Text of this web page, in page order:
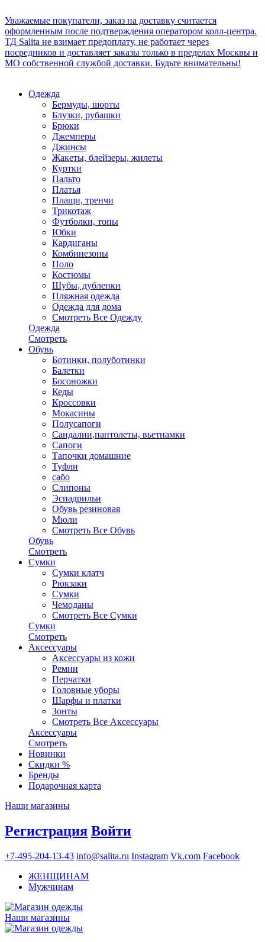
Уважаемые покупатели, заказ на доставку считается
оформленным после подтверждения оператором колл-центра.
ТД Salita не взимает предоплату, не работает через
посредников и доставляет заказы только в пределах Москвы и
МО собственной службой доставки. Будьте внимательны!
Одежда
Бермуды, шорты
Блузки, рубашки
Брюки
Джемперы
Джинсы
Жакеты, блейзеры, жилеты
Куртки
Пальто
Платья
Плащи, тренчи
Трикотаж
Футболки, топы
Юбки
Кардиганы
Комбинезоны
Поло
Костюмы
Шубы, дубленки
Пляжная одежда
Одежда для дома
Смотреть Все Одежду
Одежда
Смотреть
Обувь
Ботинки, полуботинки
Балетки
Босоножки
Кеды
Кроссовки
Мокасины
Полусапоги
Сандалии,пантолеты, вьетнамки
Сапоги
Тапочки домашние
Туфли
сабо
Слипоны
Эспадрильи
Обувь резиновая
Мюли
Смотреть Все Обувь
Обувь
Смотреть
Сумки
Сумки клатч
Рюкзаки
Сумки
Чемоданы
Смотреть Все Сумки
Сумки
Смотреть
Аксессуары
Аксессуары из кожи
Ремни
Перчатки
Головные уборы
Шарфы и платки
Зонты
Смотреть Все Аксессуары
Аксессуары
Смотреть
Новинки
Скидки %
Бренды
Подарочная карта
Наши магазины
Регистрация Войти
+7-495-204-13-43 info@salita.ru Instagram Vk.com Facebook
ЖЕНЩИНАМ
Мужчинам
Наши магазины